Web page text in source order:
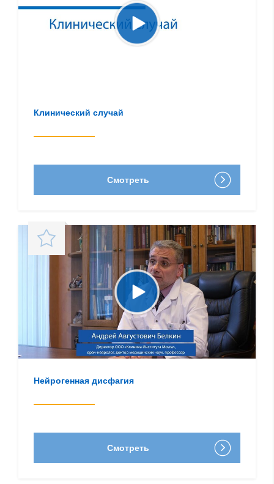
Клинический случай
Смотреть
Нейрогенная дисфагия
Смотреть